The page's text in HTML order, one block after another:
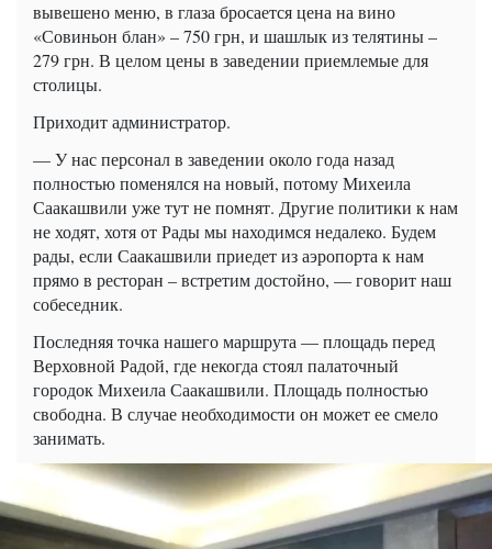
вывешено меню, в глаза бросается цена на вино
«Совиньон блан» – 750 грн, и шашлык из телятины –
279 грн. В целом цены в заведении приемлемые для
столицы.
Приходит администратор.
— У нас персонал в заведении около года назад
полностью поменялся на новый, потому Михеила
Саакашвили уже тут не помнят. Другие политики к нам
не ходят, хотя от Рады мы находимся недалеко. Будем
рады, если Саакашвили приедет из аэропорта к нам
прямо в ресторан – встретим достойно, — говорит наш
собеседник.
Последняя точка нашего маршрута — площадь перед
Верховной Радой, где некогда стоял палаточный
городок Михеила Саакашвили. Площадь полностью
свободна. В случае необходимости он может ее смело
занимать.